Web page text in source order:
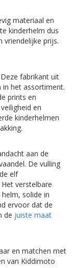
materiaal en
kinderhelm dus
vriendelijke prijs.
fabrikant uit
het assortiment.
prints en
en
kinderhelmen
aan de
De vulling
elf
verstelbare
solide in
ervoor dat de
de juiste maat
en matchen met
van Kiddimoto